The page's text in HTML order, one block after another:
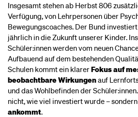
Insgesamt stehen ab Herbst 806
Verfügung, von Lehrpersonen über
Bewegungscoaches. Der Bund
jährlich in die Zukunft unserer Kinder.
Schüler:innen werden vom neuen
Aufbauend auf dem bestehenden
Schulen kommt ein klarerFokus auf
beobachtbare Wirkungenauf
und das Wohlbefinden der
nicht, wie viel investiert wurde – sondern
ankommt.